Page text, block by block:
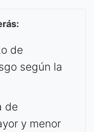
de
según la
de
y menor